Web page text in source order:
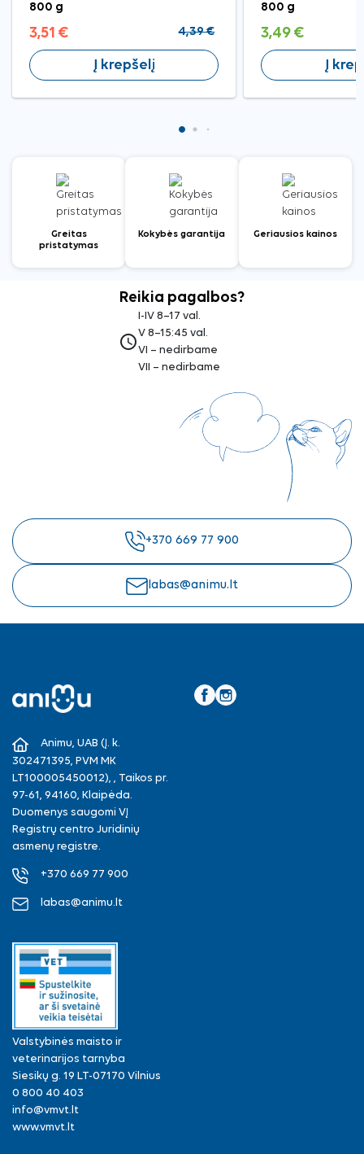
800 g
3,51 € 4,39 €
Į krepšelį
800 g
3,49 €
Į
Greitas
pristatymas
Kokybės garantija Geriausios kainos
Reikia pagalbos?
access_time
I-IV 8–17 val.
V 8–15:45 val.
VI – nedirbame
VII – nedirbame
+370 669 77 900
labas@animu.lt
Animu, UAB (Į. k.
302471395, PVM MK
LT100005450012), , Taikos pr.
97-61, 94160, Klaipėda.
Duomenys saugomi VĮ
Registrų centro Juridinių
asmenų registre.
+370 669 77 900
labas@animu.lt
Valstybinės maisto ir
veterinarijos tarnyba
Siesikų g. 19 LT-07170 Vilnius
0 800 40 403
info@vmvt.lt
www.vmvt.lt